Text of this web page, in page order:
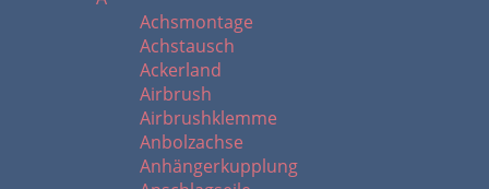
Achsmontage
Achstausch
Ackerland
Airbrush
Airbrushklemme
Anbolzachse
Anhängerkupplung